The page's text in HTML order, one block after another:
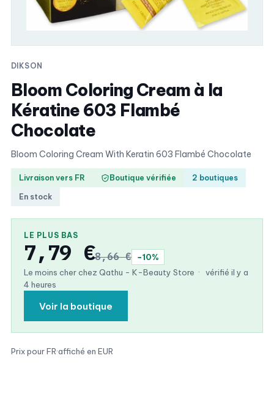
DIKSON
Bloom Coloring Cream à la
Kératine 603 Flambé
Chocolate
Bloom Coloring Cream With Keratin 603 Flambé Chocolate
Livraison vers FR Boutique vérifiée
2 boutiques
En stock
LE PLUS BAS
7,79 €8,66 €
−10%
Le moins cher chez Qathu - K-Beauty Store ·
vérifié il y a
4 heures
Voir la boutique
Prix pour FR·affiché en EUR